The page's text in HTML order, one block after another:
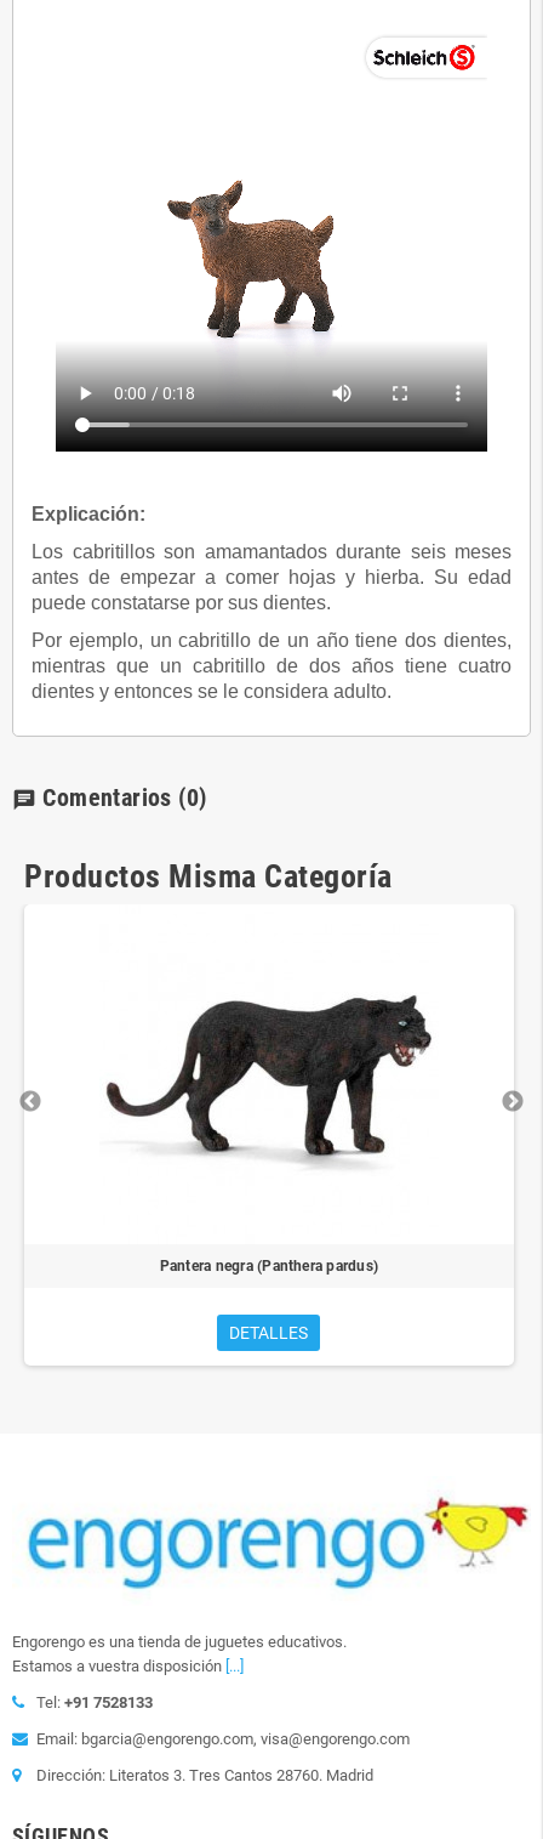
Explicación:
Los cabritillos son amamantados durante seis meses
antes de empezar a comer hojas y hierba. Su edad
puede constatarse por sus dientes.
Por ejemplo, un cabritillo de un año tiene dos dientes,
mientras que un cabritillo de dos años tiene cuatro
dientes y entonces se le considera adulto.
chat Comentarios (0)
Productos Misma Categoría
Pantera negra (Panthera pardus)
DETALLES
Engorengo es una tienda de juguetes educativos.
Estamos a vuestra disposición [...]
Tel: +91 7528133
Email: bgarcia@engorengo.com, visa@engorengo.com
Dirección: Literatos 3. Tres Cantos 28760. Madrid